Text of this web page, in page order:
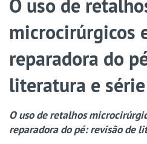
O uso de
microcirúrgicos
reparadora do
literatura e
O uso de retalhos
reparadora do pé: revisão de